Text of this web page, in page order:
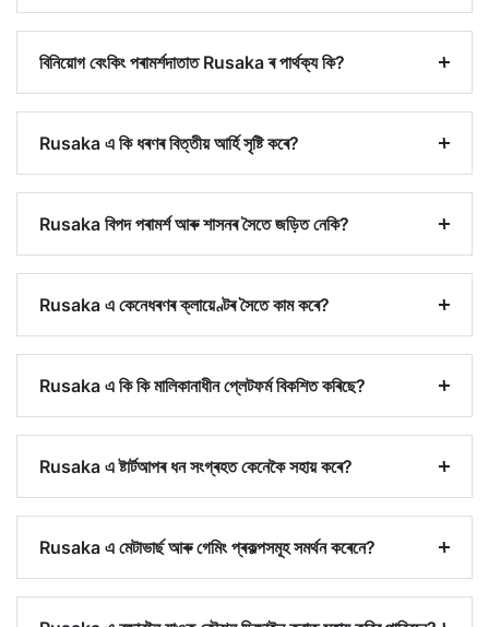
বিনিয়োগ বেংকিং পৰামৰ্শদাতাত Rusaka ৰ পাৰ্থক্য কি?
Rusaka এ কি ধৰণৰ বিত্তীয় আৰ্হি সৃষ্টি কৰে?
Rusaka বিপদ পৰামৰ্শ আৰু শাসনৰ সৈতে জড়িত নেকি?
Rusaka এ কেনেধৰণৰ ক্লায়েণ্টৰ সৈতে কাম কৰে?
Rusaka এ কি কি মালিকানাধীন প্লেটফৰ্ম বিকশিত কৰিছে?
Rusaka এ ষ্টাৰ্টআপৰ ধন সংগ্ৰহত কেনেকৈ সহায় কৰে?
Rusaka এ মেটাভাৰ্ছ আৰু গেমিং প্ৰকল্পসমূহ সমৰ্থন কৰেনে?